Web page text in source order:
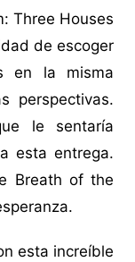
Three Houses
de escoger
en la misma
perspectivas.
le sentaría
esta entrega.
Breath of the
esta increíble